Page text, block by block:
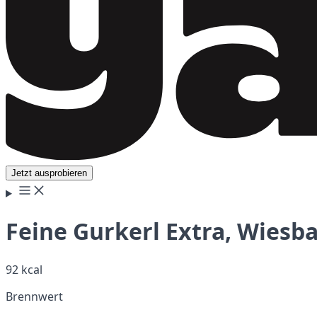
Jetzt ausprobieren
Feine Gurkerl Extra,
92 kcal
Brennwert